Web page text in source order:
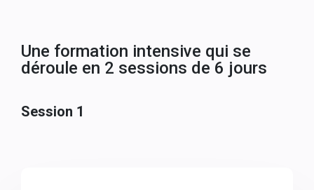
Une formation intensive qui se
déroule en 2 sessions de 6 jours
Session 1